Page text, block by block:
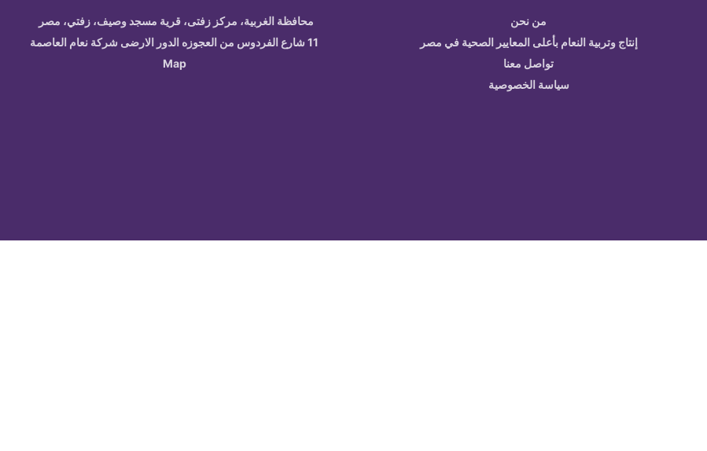
من نحن
إنتاج وتربية النعام بأعلى المعايير الصحية في مصر
تواصل معنا
سياسة الخصوصية
محافظة الغربية، مركز زفتى، قرية مسجد وصيف، زفتي، مصر
11 شارع الفردوس من العجوزه الدور الارضى شركة نعام العاصمة
Map